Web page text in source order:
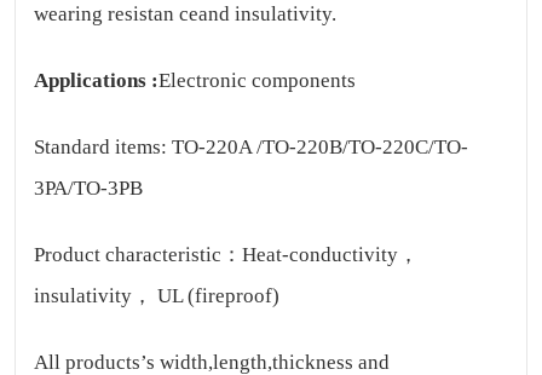
wearing resistan ceand insulativity.
Applications :Electronic components
Standard items: TO-220A /TO-220B/TO-220C/TO-
3PA/TO-3PB
Product characteristic：Heat-conductivity，
insulativity， UL (fireproof)
All products’s width,length,thickness and